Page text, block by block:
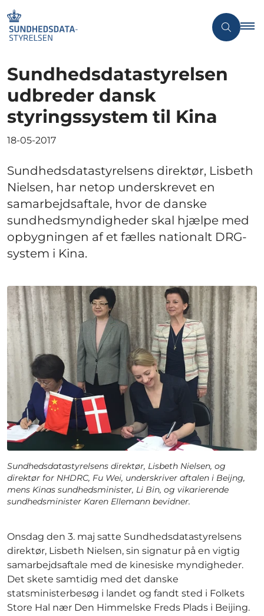
Sundhedsdatastyrelsen
udbreder dansk
styringssystem til Kina
18-05-2017
Sundhedsdatastyrelsens direktør, Lisbeth
Nielsen, har netop underskrevet en
samarbejdsaftale, hvor de danske
sundhedsmyndigheder skal hjælpe med
opbygningen af et fælles nationalt DRG-
system i Kina.
Sundhedsdatastyrelsens direktør, Lisbeth Nielsen, og
direktør for NHDRC, Fu Wei, underskriver aftalen i Beijng,
mens Kinas sundhedsminister, Li Bin, og vikarierende
sundhedsminister Karen Ellemann bevidner.
Onsdag den 3. maj satte Sundhedsdatastyrelsens
direktør, Lisbeth Nielsen, sin signatur på en vigtig
samarbejdsaftale med de kinesiske myndigheder.
Det skete samtidig med det danske
statsministerbesøg i landet og fandt sted i Folkets
Store Hal nær Den Himmelske Freds Plads i Beijing.